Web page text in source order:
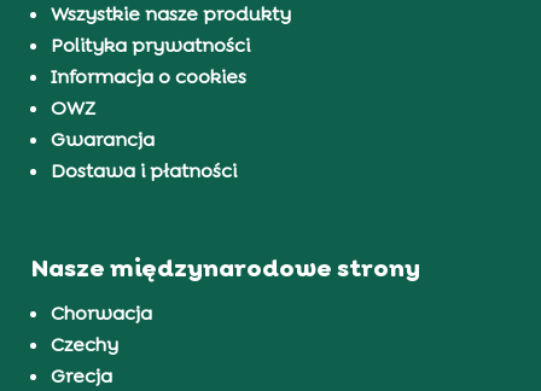
Wszystkie nasze produkty
Polityka prywatności
Informacja o cookies
OWZ
Gwarancja
Dostawa i płatności
Nasze międzynarodowe strony
Chorwacja
Czechy
Grecja